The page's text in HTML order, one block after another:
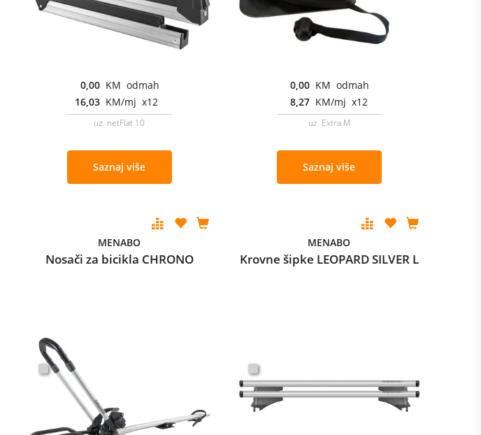
0,00 KM odmah
16,03 KM/mj x12
uz netFlat 10
Saznaj više
0,00 KM odmah
8,27 KM/mj x12
uz Extra M
Saznaj više
MENABO
Nosači za bicikla CHRONO
MENABO
Krovne šipke LEOPARD SILVER L